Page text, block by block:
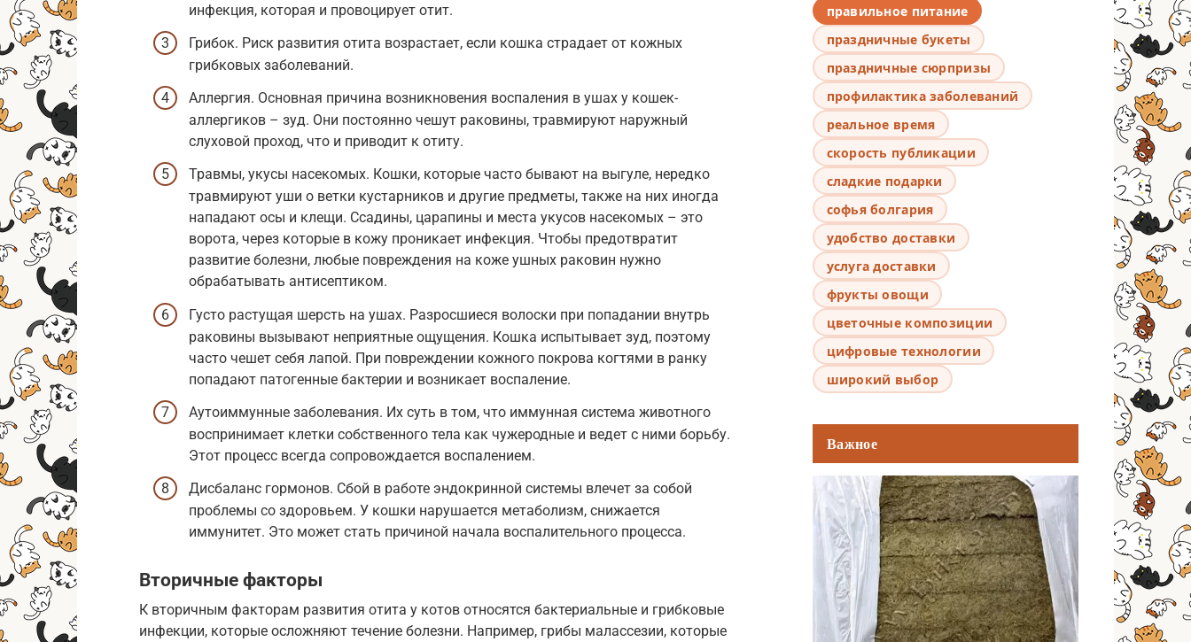
инфекция, которая и провоцирует отит.
Грибок. Риск развития отита возрастает, если кошка страдает от кожных
грибковых заболеваний.
Аллергия. Основная причина возникновения воспаления в ушах у кошек-
аллергиков – зуд. Они постоянно чешут раковины, травмируют наружный
слуховой проход, что и приводит к отиту.
Травмы, укусы насекомых. Кошки, которые часто бывают на выгуле, нередко
травмируют уши о ветки кустарников и другие предметы, также на них иногда
нападают осы и клещи. Ссадины, царапины и места укусов насекомых – это
ворота, через которые в кожу проникает инфекция. Чтобы предотвратит
развитие болезни, любые повреждения на коже ушных раковин нужно
обрабатывать антисептиком.
Густо растущая шерсть на ушах. Разросшиеся волоски при попадании внутрь
раковины вызывают неприятные ощущения. Кошка испытывает зуд, поэтому
часто чешет себя лапой. При повреждении кожного покрова когтями в ранку
попадают патогенные бактерии и возникает воспаление.
Аутоиммунные заболевания. Их суть в том, что иммунная система животного
воспринимает клетки собственного тела как чужеродные и ведет с ними борьбу.
Этот процесс всегда сопровождается воспалением.
Дисбаланс гормонов. Сбой в работе эндокринной системы влечет за собой
проблемы со здоровьем. У кошки нарушается метаболизм, снижается
иммунитет. Это может стать причиной начала воспалительного процесса.
Вторичные факторы
К вторичным факторам развития отита у котов относятся бактериальные и грибковые
инфекции, которые осложняют течение болезни. Например, грибы малассезии, которые
правильное питание
праздничные букеты
праздничные сюрпризы
профилактика заболеваний
реальное время
скорость публикации
сладкие подарки
софья болгария
удобство доставки
услуга доставки
фрукты овощи
цветочные композиции
цифровые технологии
широкий выбор
Важное